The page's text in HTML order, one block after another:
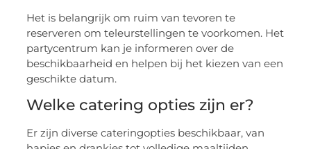
Het is belangrijk om ruim van tevoren te
reserveren om teleurstellingen te voorkomen. Het
partycentrum kan je informeren over de
beschikbaarheid en helpen bij het kiezen van een
geschikte datum.
Welke catering opties zijn er?
Er zijn diverse cateringopties beschikbaar, van